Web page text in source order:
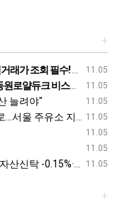
+
11.05
는법과 확정일자 받는법도
11.05
비스타스퀘어’ 눈길
11.05
늘려야"
11.05
지도 어떻게 바뀌나
11.05
11.05
11.05
한국토지신탁 -0.45% 순
+